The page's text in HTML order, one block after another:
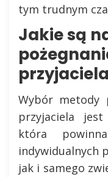
tym trudnym
Jakie są
przyjaciela
Wybór metody
przyjaciela
która
indywidualnych
jak i samego